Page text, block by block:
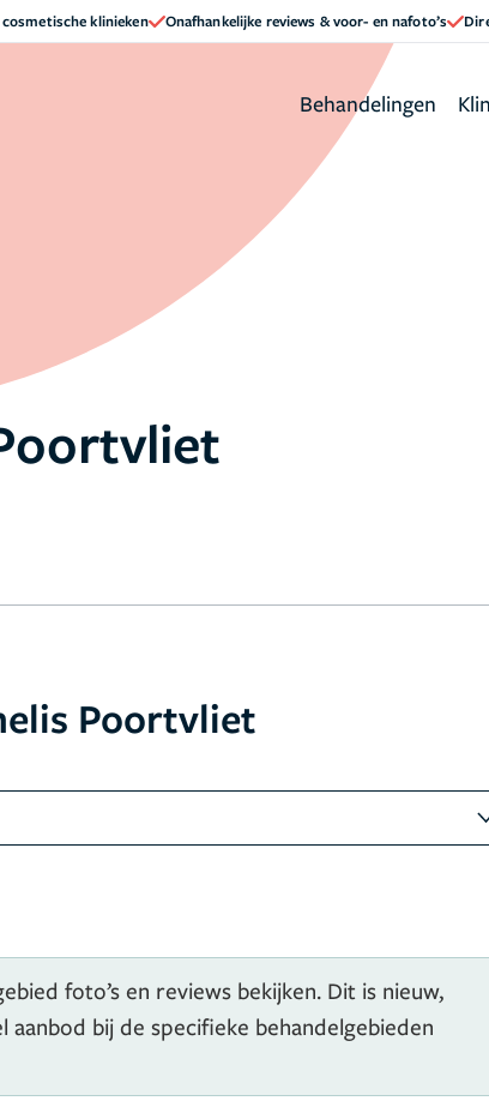
klinieken Onafhankelijke reviews & voor- en nafoto’s
Behandelingen
Poortvliet
foto’s en reviews bekijken. Dit is nieuw,
bij de specifieke behandelgebieden